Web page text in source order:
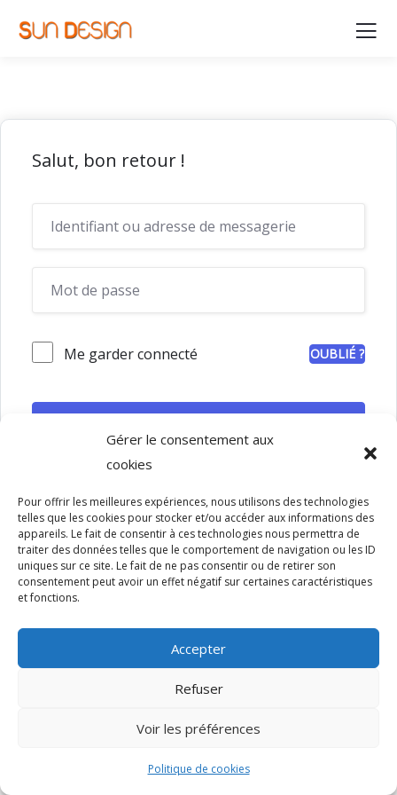
Gérer le consentement aux
cookies
Pour offrir les meilleures expériences, nous utilisons des technologies
telles que les cookies pour stocker et/ou accéder aux informations des
appareils. Le fait de consentir à ces technologies nous permettra de
traiter des données telles que le comportement de navigation ou les ID
uniques sur ce site. Le fait de ne pas consentir ou de retirer son
consentement peut avoir un effet négatif sur certaines caractéristiques
et fonctions.
Accepter
Refuser
Voir les préférences
Politique de cookies
Salut, bon retour !
Me garder connecté OUBLIÉ ?
Copyright - 2022 - Sun Design - Tous droits réservés.